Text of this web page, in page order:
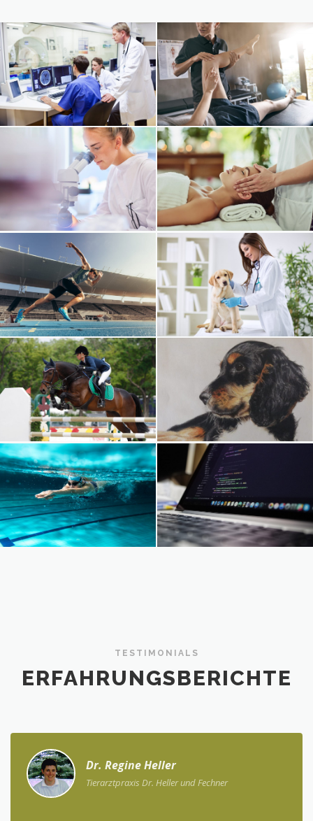
TESTIMONIALS
ERFAHRUNGSBERICHTE
Dr. Regine Heller
Tierarztpraxis Dr. Heller und Fechner